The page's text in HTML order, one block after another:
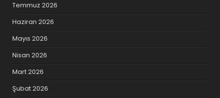
Temmuz 2026
Haziran 2026
Mayıs 2026
Nisan 2026
Mart 2026
Şubat 2026